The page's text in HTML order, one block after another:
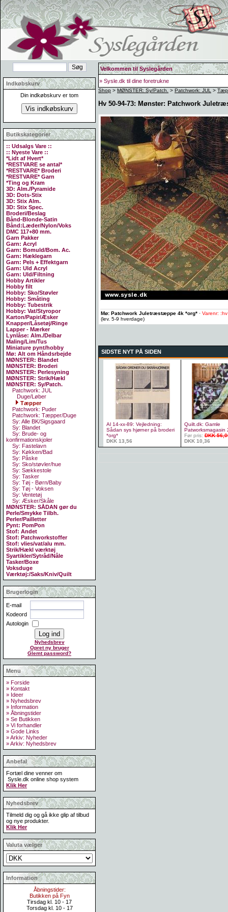
Indkøbskurv
Din indkøbskurv er tom
Butikskategorier
:: Udsalgs Vare ::
:: Nyeste Vare ::
*Lidt af Hvert*
*RESTVARE se antal*
*RESTVARE* Broderi
*RESTVARE* Garn
*Ting og Kram
3D: Alm./Pyramide
3D: Dots-Stix
3D: Stix Alm.
3D: Stix Spec.
Broderi/Beslag
Bånd-Blonde-Satin
Bånd:Læder/Nylon/Voks
DMC 117+80 mm.
Garn Pakker
Garn: Acryl
Garn: Bomuld/Bom. Ac.
Garn: Hæklegarn
Garn: Pels + Effektgarn
Garn: Uld Acryl
Garn: Uld/Filtning
Hobby Artikler
Hobby filt
Hobby: Sko/Støvler
Hobby: Småting
Hobby: Tubestrik
Hobby: Vat/Styropor
Karton/Papir/Æsker
Knapper/Låsetøj/Ringe
Lapper - Mærker
Lynlåse: Alm./Delbar
Maling/Lim/Tus
Miniature pynt/hobby
Mø: Alt om Håndsrbejde
MØNSTER: Blandet
MØNSTER: Broderi
MØNSTER: Perlesyning
MØNSTER: Strik/Hækl
MØNSTER: Sy/Patch.
Patchwork: JUL
Duge/Løber
Tæpper
Patchwork: Puder
Patchwork: Tæpper/Duge
Sy: Alle BK/Sigsgaard
Sy: Blandet
Sy: Brude- og
konfirmationskjoler
Sy: Fastelavn
Sy: Køkken/Bad
Sy: Påske
Sy: Sko/støvler/hue
Sy: Sækkestole
Sy: Tasker
Sy: Tøj - Børn/Baby
Sy: Tøj - Voksen
Sy: Ventetøj
Sy: Æsker/Skåle
MØNSTER: SÅDAN gør du
Perle/Smykke Tilbh.
Perler/Pailletter
Pynt: PomPon
Stof: Andet
Stof: Patchworkstoffer
Stof: vlies/vat/alu mm.
Strik/Hækl værktøj
Syartikler/Sytråd/Nåle
Tasker/Boxe
Voksduge
Værktøj:/Saks/Kniv/Quilt
Brugerlogin
E-mail
Kodeord
Autologin
Nyhedsbrev
Opret ny bruger
Glemt password?
Menu
» Forside
» Kontakt
» Ideer
» Nyhedsbrev
» Information
» Åbningstider
» Se Butikken
» Vi forhandler
» Gode Links
» Arkiv: Nyheder
» Arkiv: Nyhedsbrev
Anbefal
Fortæl dine venner om
Sysle.dk online shop system
Klik Her
Nyhedsbrev
Tilmeld dig og gå ikke glip af tilbud
og nye produkter.
Klik Her
Valuta vælger
Information
Åbningstider:
Butikken på Fyn
Tirsdag kl. 10 - 17
Torsdag kl. 10 - 17
Velkommen til Syslegården
» Sysle.dk til dine foretrukne
Shop > MØNSTER: Sy/Patch. > Patchwork: JUL >
Hv 50-94-73: Mønster: Patchwork
Mø: Patchwork Juletræstæppe 4k *org* · Varenr:
(lev. 5-9 hverdage)
SIDSTE NYT PÅ SIDEN
Al 14-xx-89: Vejledning:
Sådan sys hjørner på broderi
*org*
DKK 13,56
Quilt.dk: Gamle
Patworksmagasin
Før pris:DKK
DKK 10,36